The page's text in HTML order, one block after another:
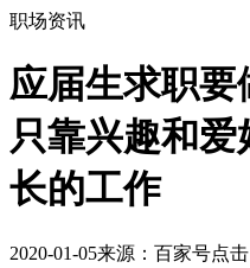
职场资讯
应届生求职要
只靠兴趣和
长的工作
2020-01-05来源：百家号点击